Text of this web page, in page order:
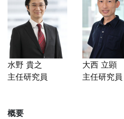
水野 貴之
主任研究員
大西 立顕
主任研究員
概要